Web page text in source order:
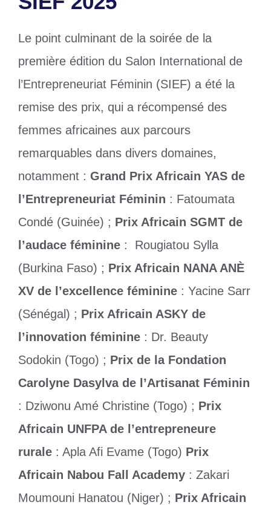
Le point culminant de la soirée de la
première édition du Salon International de
l’Entrepreneuriat Féminin (SIEF) a été la
remise des prix, qui a récompensé des
femmes africaines aux parcours
remarquables dans divers domaines,
notamment : Grand Prix Africain YAS de
l’Entrepreneuriat Féminin : Fatoumata
Condé (Guinée) ; Prix Africain SGMT de
l’audace féminine : Rougiatou Sylla
(Burkina Faso) ; Prix Africain NANA ANÈ
XV de l’excellence féminine : Yacine Sarr
(Sénégal) ; Prix Africain ASKY de
l’innovation féminine : Dr. Beauty
Sodokin (Togo) ; Prix de la Fondation
Carolyne Dasylva de l’Artisanat Féminin
: Dziwonu Amé Christine (Togo) ; Prix
Africain UNFPA de l’entrepreneure
rurale : Apla Afi Evame (Togo) Prix
Africain Nabou Fall Academy : Zakari
Moumouni Hanatou (Niger) ; Prix Africain